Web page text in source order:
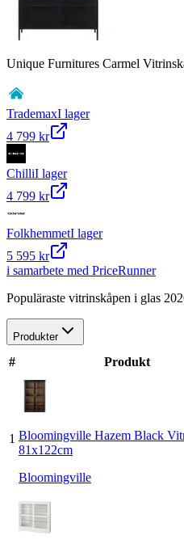
Unique Furnitures Carmel
TrademaxI lager
4 799 kr
ChilliI lager
4 799 kr
FolkhemmetI lager
5 595 kr
i samarbete med PriceRunner
Populäraste vitrinskåpen i glas
Produkter
# Produkt
1 Bloomingville Hazem Black
81x122cm
Bloomingville